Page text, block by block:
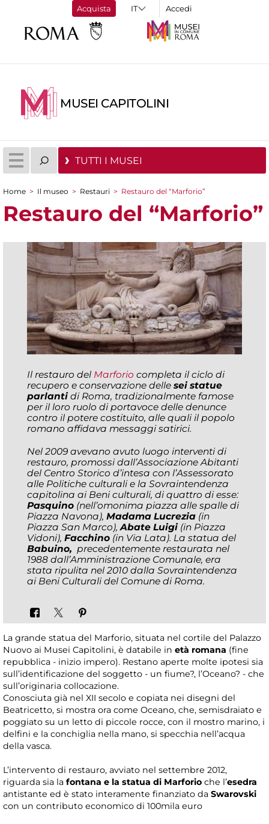
Acquista Accedi
MUSEI CAPITOLINI
TUTTI I MUSEI
Tu sei qui
Home > Il museo > Restauri > Restauro del “Marforio”
Restauro del “Marforio”
Il restauro del Marforio completa il ciclo di
recupero e conservazione delle sei statue
parlanti di Roma, tradizionalmente famose
per il loro ruolo di portavoce delle denunce
contro il potere costituito, alle quali il popolo
romano affidava messaggi satirici.
Nel 2009 avevano avuto luogo interventi di
restauro, promossi dall’Associazione Abitanti
del Centro Storico d’intesa con l’Assessorato
alle Politiche culturali e la Sovraintendenza
capitolina ai Beni culturali, di quattro di esse:
Pasquino (nell’omonima piazza alle spalle di
Piazza Navona), Madama Lucrezia (in
Piazza San Marco),Abate Luigi (in Piazza
Vidoni), Facchino (in Via Lata). La statua del
Babuino, precedentemente restaurata nel
1988 dall’Amministrazione Comunale, era
stata ripulita nel 2010 dalla Sovraintendenza
ai Beni Culturali del Comune di Roma.
La grande statua del Marforio, situata nel cortile del Palazzo
Nuovo ai Musei Capitolini, è databile in età romana (fine
repubblica - inizio impero). Restano aperte molte ipotesi sia
sull’identificazione del soggetto - un fiume?, l’Oceano? - che
sull’originaria collocazione.
Conosciuta già nel XII secolo e copiata nei disegni del
Beatricetto, si mostra ora come Oceano, che, semisdraiato e
poggiato su un letto di piccole rocce, con il mostro marino, i
delfini e la conchiglia nella mano, si specchia nell’acqua
della vasca.
L’intervento di restauro, avviato nel settembre 2012,
riguarda sia la fontana e la statua di Marforio che l’esedra
antistante ed è stato interamente finanziato da Swarovski
con un contributo economico di 100mila euro